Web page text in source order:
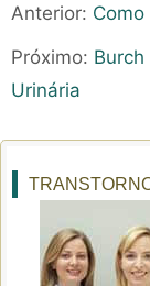
Anterior:
Próximo:
Urinária